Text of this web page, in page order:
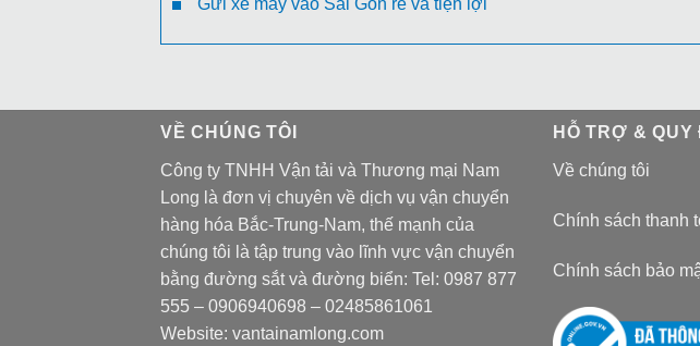
Gửi xe máy vào Sài Gòn rẻ và tiện lợi
VỀ CHÚNG TÔI
Công ty TNHH Vận tải và Thương mại Nam
Long là đơn vị chuyên về dịch vụ vận chuyển
hàng hóa Bắc-Trung-Nam, thế mạnh của
chúng tôi là tập trung vào lĩnh vực vận chuyển
bằng đường sắt và đường biển: Tel: 0987 877
555 – 0906940698 – 02485861061
Website: vantainamlong.com
HỖ TRỢ & QUY
Về chúng tôi
Chính sách thanh
Chính sách bảo